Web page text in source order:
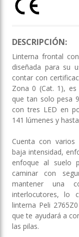
DESCRIPCIÓN:
Linterna frontal
diseñada para su
contar con
Zona 0 (Cat. 1),
que tan solo pesa
con tres LED en
141 lúmenes y
Cuenta con varios
baja intensidad,
enfoque al suelo
caminar con
mantener una
interlocutores, lo
linterna Peli
que te ayudará a
las pilas.